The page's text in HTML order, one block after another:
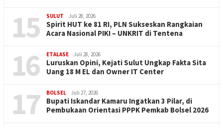
15 SULUT Juli 28, 2026
Spirit HUT ke 81 RI, PLN Sukseskan Rangkaian
Acara Nasional PIKI – UNKRIT di Tentena
16 ETALASE Juli 28, 2026
Luruskan Opini, Kejati Sulut Ungkap Fakta Sita
Uang 18 M EL dan Owner IT Center
17 BOLSEL Juli 27, 2026
Bupati Iskandar Kamaru Ingatkan 3 Pilar, di
Pembukaan Orientasi PPPK Pemkab Bolsel 2026